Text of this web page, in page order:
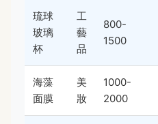
琉球
玻璃
杯
工
藝
品
800-
1500
海藻
面膜
美
妝
1000-
2000